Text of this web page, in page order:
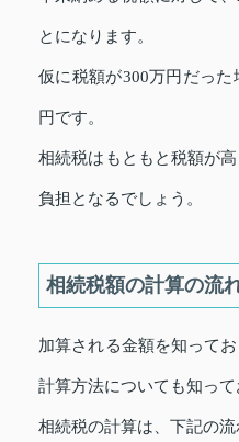
とになります。
仮に税額が300万円だっ
円です。
相続税はもともと税額が
負担となるでしょう。
相続税額の計算の流
加算される金額を知って
計算方法についても知って
相続税の計算は、下記の流